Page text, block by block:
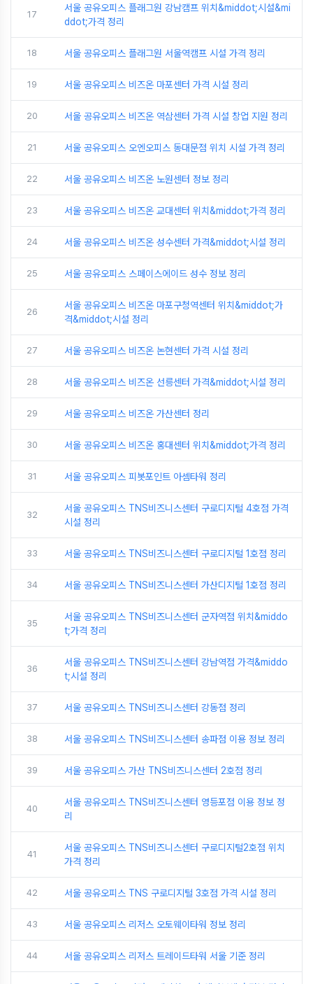
17
서울 공유오피스 플래그원 강남캠프 위치&middot;시설&mi
ddot;가격 정리
18 서울 공유오피스 플래그원 서울역캠프 시설 가격 정리
19 서울 공유오피스 비즈온 마포센터 가격 시설 정리
20 서울 공유오피스 비즈온 역삼센터 가격 시설 창업 지원 정리
21 서울 공유오피스 오엔오피스 동대문점 위치 시설 가격 정리
22 서울 공유오피스 비즈온 노원센터 정보 정리
23 서울 공유오피스 비즈온 교대센터 위치&middot;가격 정리
24 서울 공유오피스 비즈온 성수센터 가격&middot;시설 정리
25 서울 공유오피스 스페이스에이드 성수 정보 정리
26
서울 공유오피스 비즈온 마포구청역센터 위치&middot;가
격&middot;시설 정리
27 서울 공유오피스 비즈온 논현센터 가격 시설 정리
28 서울 공유오피스 비즈온 선릉센터 가격&middot;시설 정리
29 서울 공유오피스 비즈온 가산센터 정리
30 서울 공유오피스 비즈온 홍대센터 위치&middot;가격 정리
31 서울 공유오피스 피봇포인트 아셈타워 정리
32
서울 공유오피스 TNS비즈니스센터 구로디지털 4호점 가격
시설 정리
33 서울 공유오피스 TNS비즈니스센터 구로디지털 1호점 정리
34 서울 공유오피스 TNS비즈니스센터 가산디지털 1호점 정리
35
서울 공유오피스 TNS비즈니스센터 군자역점 위치&middo
t;가격 정리
36
서울 공유오피스 TNS비즈니스센터 강남역점 가격&middo
t;시설 정리
37 서울 공유오피스 TNS비즈니스센터 강동점 정리
38 서울 공유오피스 TNS비즈니스센터 송파점 이용 정보 정리
39 서울 공유오피스 가산 TNS비즈니스센터 2호점 정리
40
서울 공유오피스 TNS비즈니스센터 영등포점 이용 정보 정
리
41
서울 공유오피스 TNS비즈니스센터 구로디지털2호점 위치
가격 정리
42 서울 공유오피스 TNS 구로디지털 3호점 가격 시설 정리
43 서울 공유오피스 리저스 오토웨이타워 정보 정리
44 서울 공유오피스 리저스 트레이드타워 서울 기준 정리